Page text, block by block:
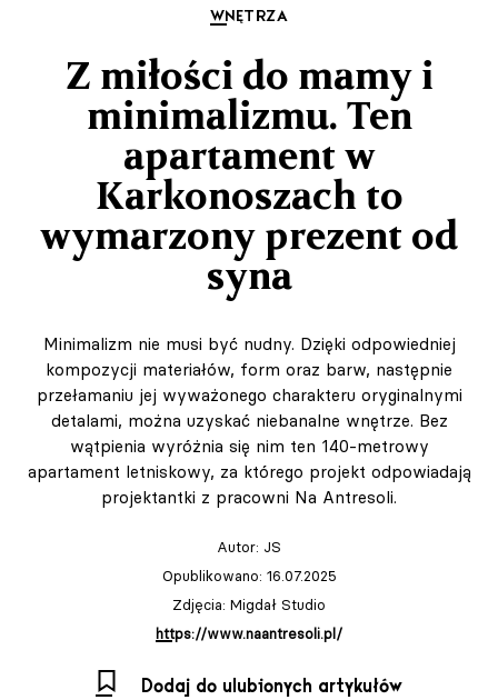
WNĘTRZA
Z miłości do mamy i
minimalizmu. Ten
apartament w
Karkonoszach to
wymarzony prezent od
syna
Minimalizm nie musi być nudny. Dzięki odpowiedniej
kompozycji materiałów, form oraz barw, następnie
przełamaniu jej wyważonego charakteru oryginalnymi
detalami, można uzyskać niebanalne wnętrze. Bez
wątpienia wyróżnia się nim ten 140-metrowy
apartament letniskowy, za którego projekt odpowiadają
projektantki z pracowni Na Antresoli.
Autor: JS
Opublikowano: 16.07.2025
Zdjęcia: Migdał Studio
https://www.naantresoli.pl/
Dodaj do ulubionych artykułów